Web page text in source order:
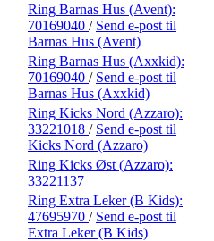
Ring Barnas Hus (Avent):
70169040 / Send e-post til
Barnas Hus (Avent)
Ring Barnas Hus (Axxkid):
70169040 / Send e-post til
Barnas Hus (Axxkid)
Ring Kicks Nord (Azzaro):
33221018 / Send e-post til
Kicks Nord (Azzaro)
Ring Kicks Øst (Azzaro):
33221137
Ring Extra Leker (B Kids):
47695970 / Send e-post til
Extra Leker (B Kids)